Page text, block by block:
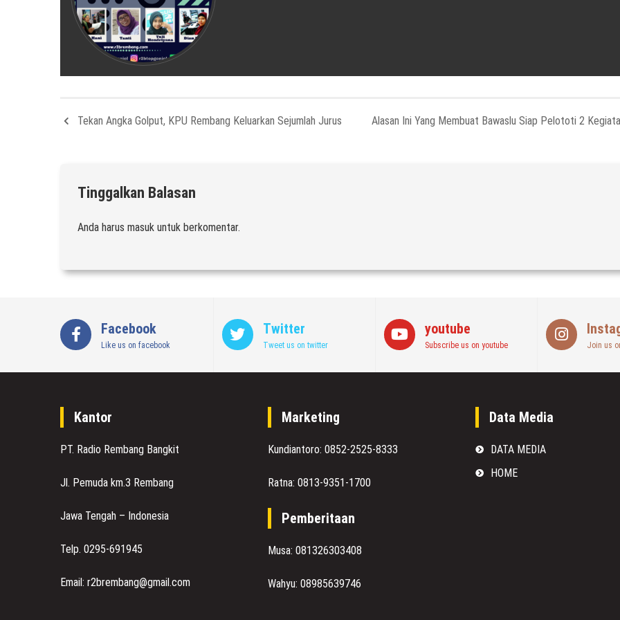
Tekan Angka Golput, KPU Rembang Keluarkan Sejumlah Jurus Alasan Ini Yang Membuat Bawaslu Siap Pelototi 2
Tinggalkan Balasan
Anda harus masuk untuk berkomentar.
Facebook
Like us on facebook
Twitter
Tweet us on twitter
youtube
Subscribe us on youtube Join us
Kantor
PT. Radio Rembang Bangkit
Jl. Pemuda km.3 Rembang
Jawa Tengah – Indonesia
Telp. 0295-691945
Email: r2brembang@gmail.com
Marketing
Kundiantoro: 0852-2525-8333
Ratna: 0813-9351-1700
Pemberitaan
Musa: 081326303408
Wahyu: 08985639746
Data Media
DATA MEDIA
HOME